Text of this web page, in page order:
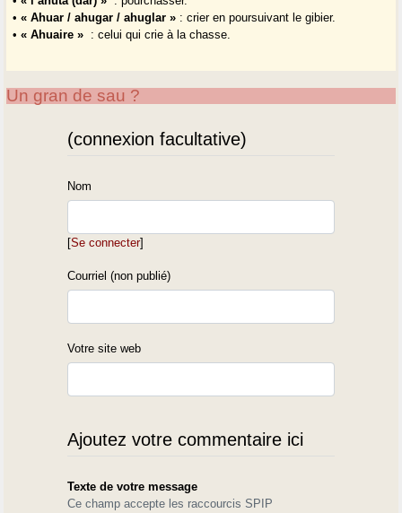
•« Ahuar / ahugar / ahuglar » : crier en poursuivant le gibier.
•« Ahuaire » : celui qui crie à la chasse.
Un gran de sau ?
(connexion facultative)
Nom
[Se connecter]
Courriel (non publié)
Votre site web
Ajoutez votre commentaire ici
Texte de votre message
Ce champ accepte les raccourcis SPIP